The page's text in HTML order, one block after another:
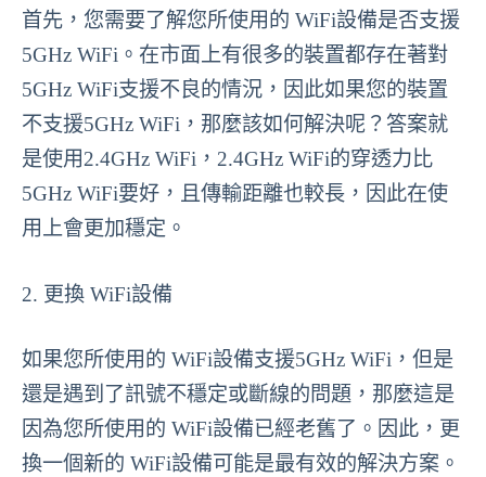
首先，您需要了解您所使用的 WiFi設備是否支援
5GHz WiFi。在市面上有很多的裝置都存在著對
5GHz WiFi支援不良的情況，因此如果您的裝置
不支援5GHz WiFi，那麼該如何解決呢？答案就
是使用2.4GHz WiFi，2.4GHz WiFi的穿透力比
5GHz WiFi要好，且傳輸距離也較長，因此在使
用上會更加穩定。
2. 更換 WiFi設備
如果您所使用的 WiFi設備支援5GHz WiFi，但是
還是遇到了訊號不穩定或斷線的問題，那麼這是
因為您所使用的 WiFi設備已經老舊了。因此，更
換一個新的 WiFi設備可能是最有效的解決方案。